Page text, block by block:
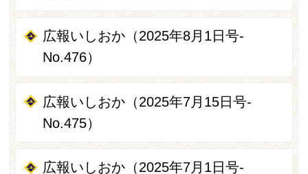
広報いしおか（2025年8月1日号-
No.476）
広報いしおか（2025年7月15日号-
No.475）
広報いしおか（2025年7月1日号-